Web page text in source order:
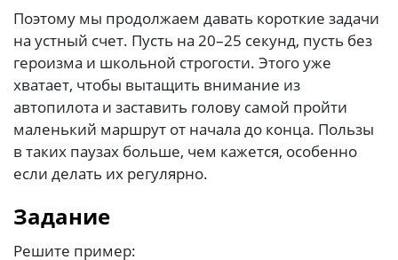
Поэтому мы продолжаем давать короткие задачи
на устный счет. Пусть на 20–25 секунд, пусть без
героизма и школьной строгости. Этого уже
хватает, чтобы вытащить внимание из
автопилота и заставить голову самой пройти
маленький маршрут от начала до конца. Пользы
в таких паузах больше, чем кажется, особенно
если делать их регулярно.
Задание
Решите пример: